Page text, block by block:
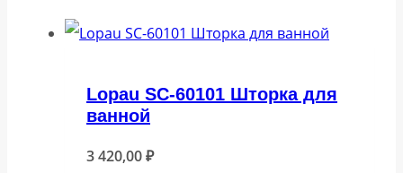
Lopau SC-60101 Шторка для
ванной
3 420,00₽